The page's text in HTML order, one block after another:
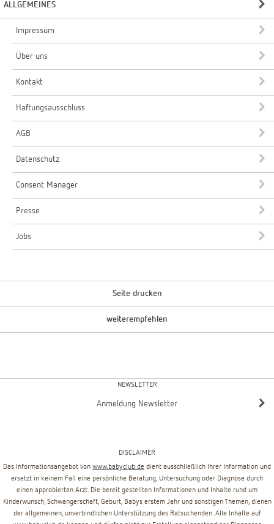
ALLGEMEINES
Impressum
Über uns
Kontakt
Haftungsausschluss
AGB
Datenschutz
Consent Manager
Presse
Jobs
Seite drucken
weiterempfehlen
NEWSLETTER
Anmeldung Newsletter
DISCLAIMER
Das Informationsangebot von www.babyclub.de dient ausschließlich Ihrer Information und
ersetzt in keinem Fall eine persönliche Beratung, Untersuchung oder Diagnose durch
einen approbierten Arzt. Die bereit gestellten Informationen und Inhalte rund um
Kinderwunsch, Schwangerschaft, Geburt, Babys erstem Jahr und sonstigen Themen, dienen
der allgemeinen, unverbindlichen Unterstützung des Ratsuchenden. Alle Inhalte auf